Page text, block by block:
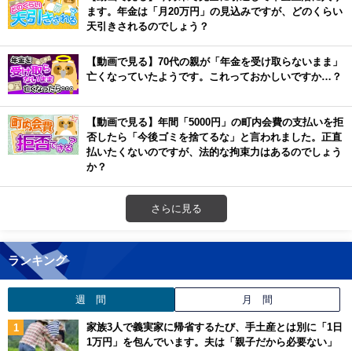
ます。年金は「月20万円」の見込みですが、どのくらい
天引きされるのでしょう？
【動画で見る】70代の親が「年金を受け取らないまま」
亡くなっていたようです。これっておかしいですか…？
【動画で見る】年間「5000円」の町内会費の支払いを拒
否したら「今後ゴミを捨てるな」と言われました。正直
払いたくないのですが、法的な拘束力はあるのでしょう
か？
さらに見る
ランキング
週 間 月 間
家族3人で義実家に帰省するたび、手土産とは別に「1日
1万円」を包んでいます。夫は「親子だから必要ない」